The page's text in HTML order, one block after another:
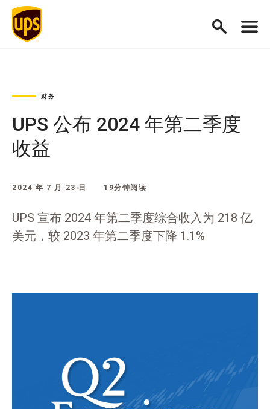
财务
UPS 公布 2024 年第二季度
收益
2024 年 7 月 23 日 19分钟阅读
UPS 宣布 2024 年第二季度综合收入为 218 亿
美元，较 2023 年第二季度下降 1.1%